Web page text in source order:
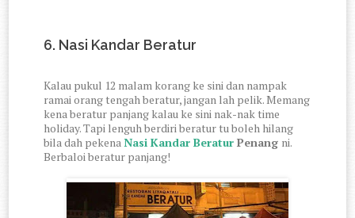
6. Nasi Kandar Beratur
Kalau pukul 12 malam korang ke sini dan nampak
ramai orang tengah beratur, jangan lah pelik. Memang
kena beratur panjang kalau ke sini nak-nak time
holiday. Tapi lenguh berdiri beratur tu boleh hilang
bila dah pekenaNasi Kandar Beratur Penang ni.
Berbaloi beratur panjang!